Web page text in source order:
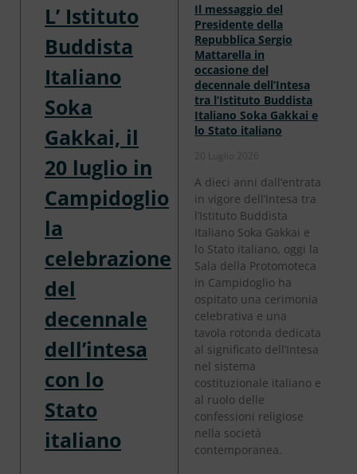
L’ Istituto
Buddista
Italiano
Soka
Gakkai, il
20 luglio in
Campidoglio
la
celebrazione
del
decennale
dell’intesa
con lo
Stato
italiano
Il messaggio del
Presidente della
Repubblica Sergio
Mattarella in
occasione del
decennale dell’Intesa
tra l’Istituto Buddista
Italiano Soka Gakkai e
lo Stato italiano
20 Luglio 2026
A dieci anni dall’entrata
in vigore dell’Intesa tra
l’Istituto Buddista
Italiano Soka Gakkai e
lo Stato italiano, oggi la
Sala della Protomoteca
in Campidoglio ha
ospitato una cerimonia
celebrativa e una
tavola rotonda dedicata
al significato dell’Intesa
nel sistema
costituzionale italiano e
al ruolo delle
confessioni religiose
nella società
contemporanea.